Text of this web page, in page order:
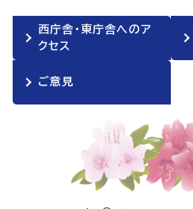
西庁舎・東庁舎へのア
クセス
ご意見